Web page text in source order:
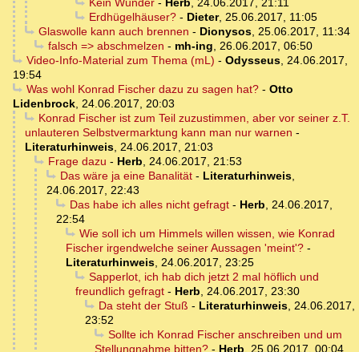
Kein Wunder- Herb, 24.06.2017, 21:11
Erdhügelhäuser?- Dieter, 25.06.2017, 11:05
Glaswolle kann auch brennen - Dionysos, 25.06.2017, 11:34
falsch => abschmelzen - mh-ing, 26.06.2017, 06:50
Video-Info-Material zum Thema (mL) - Odysseus, 24.06.2017,
19:54
Was wohl Konrad Fischer dazu zu sagen hat?- Otto
Lidenbrock, 24.06.2017, 20:03
Konrad Fischer ist zum Teil zuzustimmen, aber vor seiner z.T.
unlauteren Selbstvermarktung kann man nur warnen -
Literaturhinweis, 24.06.2017, 21:03
Frage dazu - Herb, 24.06.2017, 21:53
Das wäre ja eine Banalität- Literaturhinweis,
24.06.2017, 22:43
Das habe ich alles nicht gefragt- Herb, 24.06.2017,
22:54
Wie soll ich um Himmels willen wissen, wie Konrad
Fischer irgendwelche seiner Aussagen 'meint'? -
Literaturhinweis, 24.06.2017, 23:25
Sapperlot, ich hab dich jetzt 2 mal höflich und
freundlich gefragt - Herb, 24.06.2017, 23:30
Da steht der Stuß - Literaturhinweis, 24.06.2017,
23:52
Sollte ich Konrad Fischer anschreiben und um
Stellungnahme bitten? - Herb, 25.06.2017, 00:04